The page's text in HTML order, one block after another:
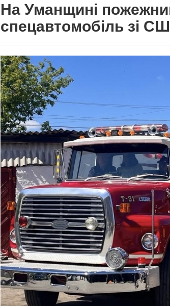
На Уманщині
спецавтомобіль зі